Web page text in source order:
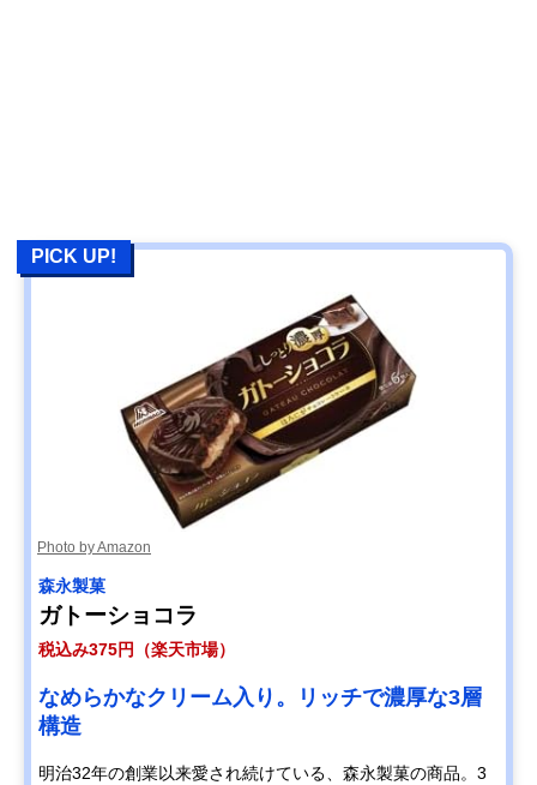
PICK UP!
Photo by Amazon
森永製菓
ガトーショコラ
税込み375円（楽天市場）
なめらかなクリーム入り。リッチで濃厚な3層
構造
明治32年の創業以来愛され続けている、森永製菓の商品。3